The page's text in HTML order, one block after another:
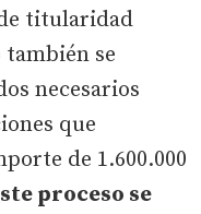
titularidad
se
necesarios
que
de 1.600.000
proceso se